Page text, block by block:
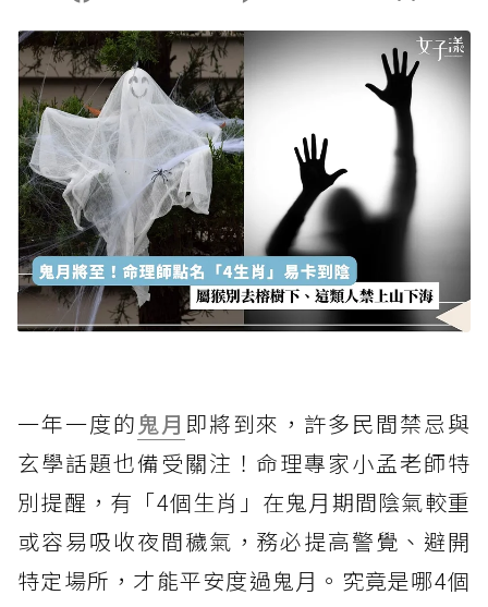
一年一度的鬼月 即將到來，許多民間禁忌與
玄學話題也備受關注！命理專家小孟老師特
別提醒，有「4個生肖」在鬼月期間陰氣較重
或容易吸收夜間穢氣，務必提高警覺、避開
特定場所，才能平安度過鬼月。究竟是哪4個